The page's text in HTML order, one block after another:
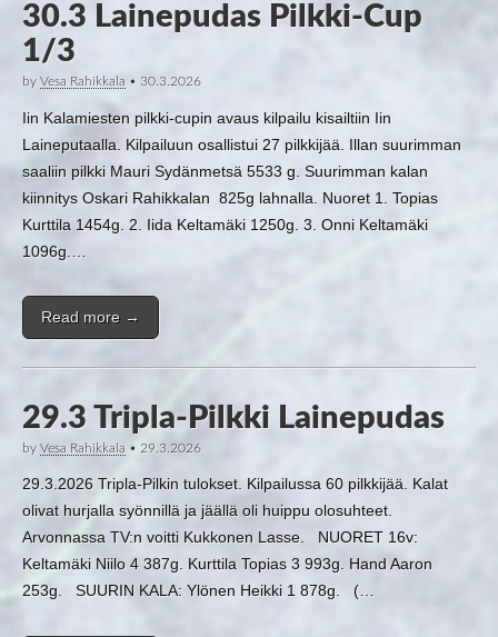
30.3 Lainepudas Pilkki-Cup
1/3
by Vesa Rahikkala • 30.3.2026
Iin Kalamiesten pilkki-cupin avaus kilpailu kisailtiin Iin
Laineputaalla. Kilpailuun osallistui 27 pilkkijää. Illan suurimman
saaliin pilkki Mauri Sydänmetsä 5533 g. Suurimman kalan
kiinnitys Oskari Rahikkalan 825g lahnalla. Nuoret 1. Topias
Kurttila 1454g. 2. Iida Keltamäki 1250g. 3. Onni Keltamäki
1096g.…
Read more →
29.3 Tripla-Pilkki Lainepudas
by Vesa Rahikkala • 29.3.2026
29.3.2026 Tripla-Pilkin tulokset. Kilpailussa 60 pilkkijää. Kalat
olivat hurjalla syönnillä ja jäällä oli huippu olosuhteet.
Arvonnassa TV:n voitti Kukkonen Lasse. NUORET 16v:
Keltamäki Niilo 4 387g. Kurttila Topias 3 993g. Hand Aaron
253g. SUURIN KALA: Ylönen Heikki 1 878g. (…